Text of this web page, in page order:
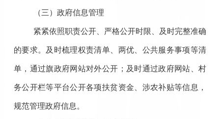
（三）政府信息管理
紧紧依照职责公开、严格公开时限、及时完整准确
的要求。及时梳理权责清单、两优、公共服务事项等清
单，通过旗政府网站对外公开；及时通过政府网站、村
务公开栏等平台公开各项扶贫资金、涉农补贴等信息，
规范管理政府信息。